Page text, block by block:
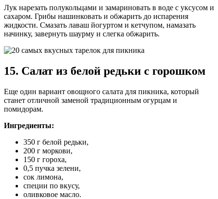
Лук нарезать полукольцами и замариновать в воде с уксусом и
сахаром. Грибы нашинковать и обжарить до испарения
жидкости. Смазать лаваш йогуртом и кетчупом, намазать
начинку, завернуть шаурму и слегка обжарить.
15. Салат из белой редьки с горошком
Еще один вариант овощного салата для пикника, который
станет отличной заменой традиционным огурцам и
помидорам.
Ингредиенты:
350 г белой редьки,
200 г моркови,
150 г гороха,
0,5 пучка зелени,
сок лимона,
специи по вкусу,
оливковое масло.